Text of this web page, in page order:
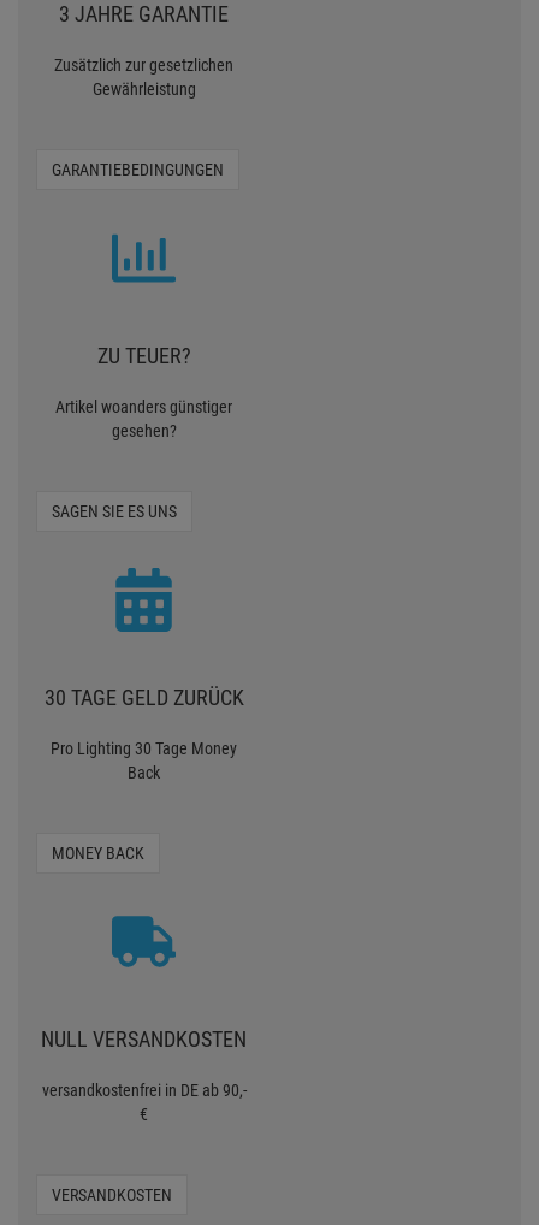
3 JAHRE GARANTIE
Zusätzlich zur gesetzlichen
Gewährleistung
GARANTIEBEDINGUNGEN
ZU TEUER?
Artikel woanders günstiger
gesehen?
SAGEN SIE ES UNS
30 TAGE GELD ZURÜCK
Pro Lighting 30 Tage Money
Back
MONEY BACK
NULL VERSANDKOSTEN
versandkostenfrei in DE ab 90,-
€
VERSANDKOSTEN